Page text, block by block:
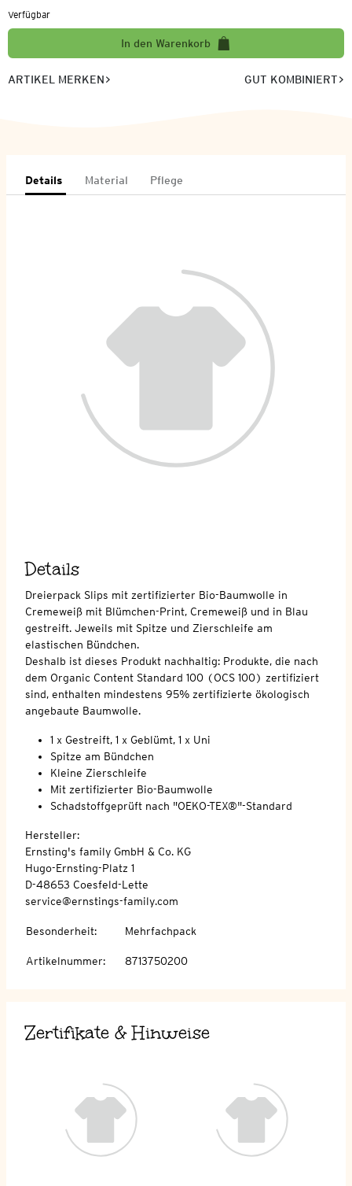
Verfügbar
In den Warenkorb
ARTIKEL MERKEN GUT KOMBINIERT
Details Material Pflege
Details
Dreierpack Slips mit zertifizierter Bio-Baumwolle in
Cremeweiß mit Blümchen-Print, Cremeweiß und in Blau
gestreift. Jeweils mit Spitze und Zierschleife am
elastischen Bündchen.
Deshalb ist dieses Produkt nachhaltig: Produkte, die nach
dem Organic Content Standard 100 (OCS 100) zertifiziert
sind, enthalten mindestens 95% zertifizierte ökologisch
angebaute Baumwolle.
1 x Gestreift, 1 x Geblümt, 1 x Uni
Spitze am Bündchen
Kleine Zierschleife
Mit zertifizierter Bio-Baumwolle
Schadstoffgeprüft nach "OEKO-TEX®"-Standard
Hersteller:
Ernsting's family GmbH & Co. KG
Hugo-Ernsting-Platz 1
D-48653 Coesfeld-Lette
service@ernstings-family.com
Besonderheit: Mehrfachpack
Artikelnummer: 8713750200
Zertifikate & Hinweise